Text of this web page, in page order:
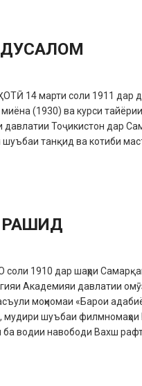
14 марти соли 1911 дар
(1930) ва курси
Тоҷикистон дар
шуъбаи танқид ва котиби
РАШИД
1910 дар шаҳри
Академияи давлатии
моҳномаи «Барои
мудири шуъбаи
водии навободи Вахш